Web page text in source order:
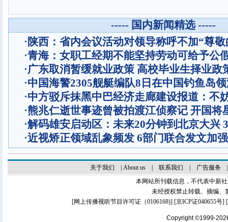
----- 国内新闻精选 -----
·陕西：省内会议活动对领导称呼不加“尊敬
·青海：女职工经期不能坚持劳动可给予公
·广东取消暂缓就业政策 高校毕业生择业政
·中国海警2305舰艇编队8日在中国钓鱼岛
·中方驳斥抹黑中巴经济走廊建设报道：不
·熊兆仁逝世事迹曾被拍渡江侦察记 开国将
·解码雄安启动区：未来20分钟到北京大兴
·近视矫正领域乱象频发 6部门联合发文加
关于我们 About us| 联系我们 广告服务
本网站所刊载信息，不代表中新
未经授权禁止转载、摘编、
[网上传播视听节目许可证（0106168)] [京ICP证040655号]
Copyright ©1999-